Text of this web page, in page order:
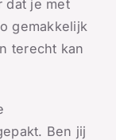
dat je met
gemakkelijk
terecht kan
Ben jij